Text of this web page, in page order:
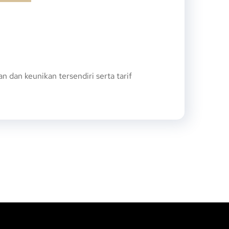
dan keunikan tersendiri serta tarif